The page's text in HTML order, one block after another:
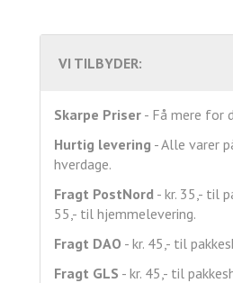
VI TILBYDER:
Skarpe Priser- Få mere for
Hurtig levering - Alle varer
hverdage.
Fragt PostNord- kr. 35,- til
55,- til hjemmelevering.
Fragt DAO - kr. 45,- til
Fragt GLS - kr. 45,- til